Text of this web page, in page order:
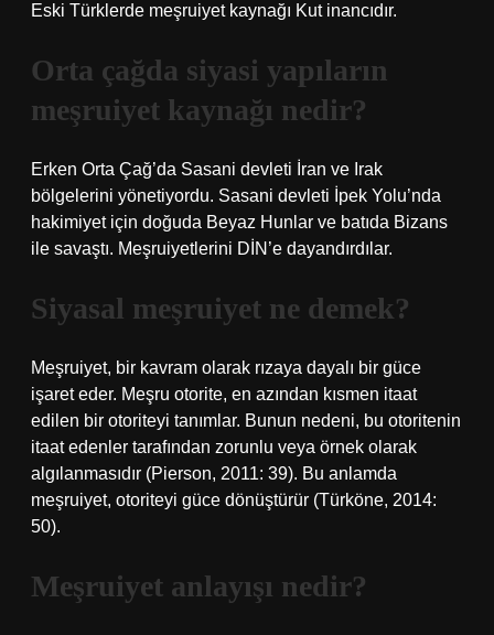
Eski Türklerde meşruiyet kaynağı Kut inancıdır.
Orta çağda siyasi yapıların
meşruiyet kaynağı nedir?
Erken Orta Çağ’da Sasani devleti İran ve Irak
bölgelerini yönetiyordu. Sasani devleti İpek Yolu’nda
hakimiyet için doğuda Beyaz Hunlar ve batıda Bizans
ile savaştı. Meşruiyetlerini DİN’e dayandırdılar.
Siyasal meşruiyet ne demek?
Meşruiyet, bir kavram olarak rızaya dayalı bir güce
işaret eder. Meşru otorite, en azından kısmen itaat
edilen bir otoriteyi tanımlar. Bunun nedeni, bu otoritenin
itaat edenler tarafından zorunlu veya örnek olarak
algılanmasıdır (Pierson, 2011: 39). Bu anlamda
meşruiyet, otoriteyi güce dönüştürür (Türköne, 2014:
50).
Meşruiyet anlayışı nedir?